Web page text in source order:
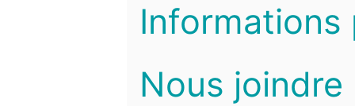
Informations
Nous joindre